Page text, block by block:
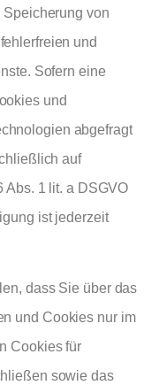
Speicherung von
und
Sofern eine
und
abgefragt
auf
Abs. 1 lit. a DSGVO
ist jederzeit
dass Sie über das
und Cookies nur im
Cookies für
sowie das